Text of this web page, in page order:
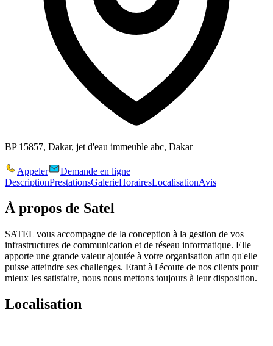
BP 15857, Dakar, jet d'eau immeuble abc, Dakar
Appeler
Demande en ligne
DescriptionPrestationsGalerieHorairesLocalisationAvis
À propos de Satel
SATEL vous accompagne de la conception à la gestion de vos
infrastructures de communication et de réseau informatique. Elle
apporte une grande valeur ajoutée à votre organisation afin qu'elle
puisse atteindre ses challenges. Etant à l'écoute de nos clients pour
mieux les satisfaire, nous nous mettons toujours à leur disposition.
Localisation